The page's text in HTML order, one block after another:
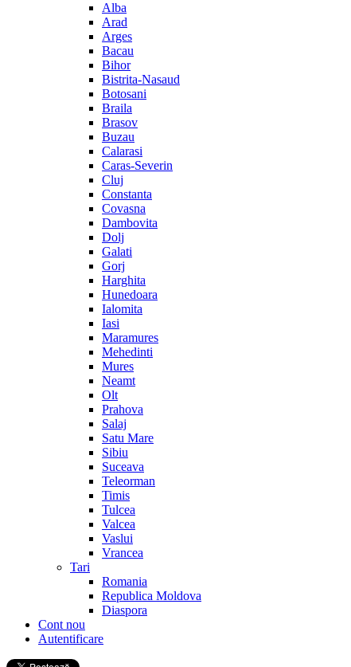
Alba
Arad
Arges
Bacau
Bihor
Bistrita-Nasaud
Botosani
Braila
Brasov
Buzau
Calarasi
Caras-Severin
Cluj
Constanta
Covasna
Dambovita
Dolj
Galati
Gorj
Harghita
Hunedoara
Ialomita
Iasi
Maramures
Mehedinti
Mures
Neamt
Olt
Prahova
Salaj
Satu Mare
Sibiu
Suceava
Teleorman
Timis
Tulcea
Valcea
Vaslui
Vrancea
Tari
Romania
Republica Moldova
Diaspora
Cont nou
Autentificare